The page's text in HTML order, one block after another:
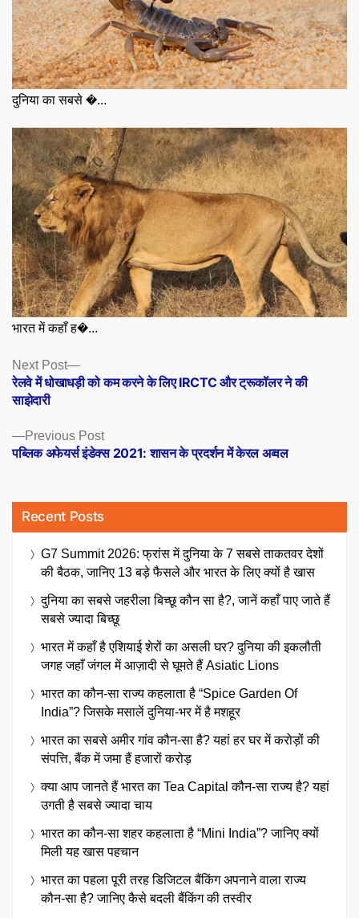
दुनिया का सबसे �...
भारत में कहाँ ह�...
Posts
navigation
Previous PostPrevious
post:
पब्लिक अफेयर्स इंडेक्स 2021: शासन के प्रदर्शन में केरल अव्वल
Next Post
Next
post:
रेलवे में धोखाधड़ी को कम करने के लिए IRCTC और ट्रूकॉलर ने की
साझेदारी
Recent Posts
G7 Summit 2026: फ्रांस में दुनिया के 7 सबसे ताकतवर देशों
की बैठक, जानिए 13 बड़े फैसले और भारत के लिए क्यों है खास
दुनिया का सबसे जहरीला बिच्छू कौन सा है?, जानें कहाँ पाए जाते हैं
सबसे ज्यादा बिच्छू
भारत में कहाँ है एशियाई शेरों का असली घर? दुनिया की इकलौती
जगह जहाँ जंगल में आज़ादी से घूमते हैं Asiatic Lions
भारत का कौन-सा राज्य कहलाता है “Spice Garden Of
India”? जिसके मसालें दुनिया-भर में है मशहूर
भारत का सबसे अमीर गांव कौन-सा है? यहां हर घर में करोड़ों की
संपत्ति, बैंक में जमा हैं हजारों करोड़
क्या आप जानते हैं भारत का Tea Capital कौन-सा राज्य है? यहां
उगती है सबसे ज्यादा चाय
भारत का कौन-सा शहर कहलाता है “Mini India”? जानिए क्यों
मिली यह खास पहचान
भारत का पहला पूरी तरह डिजिटल बैंकिंग अपनाने वाला राज्य
कौन-सा है? जानिए कैसे बदली बैंकिंग की तस्वीर